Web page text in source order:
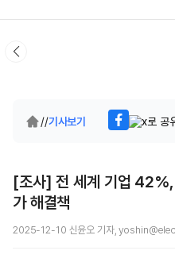
//기사보기
[조사] 전 세계 기업
가 해결책
2025-12-10 신윤오 기자,